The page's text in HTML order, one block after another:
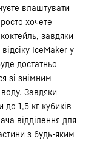
влаштувати
хочете
завдяки
IceMaker у
достатньо
зі знімним
Завдяки
1,5 кг кубиків
відділення для
з будь-яким